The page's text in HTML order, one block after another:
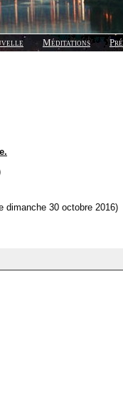
Méditations
dimanche 30 octobre 2016)